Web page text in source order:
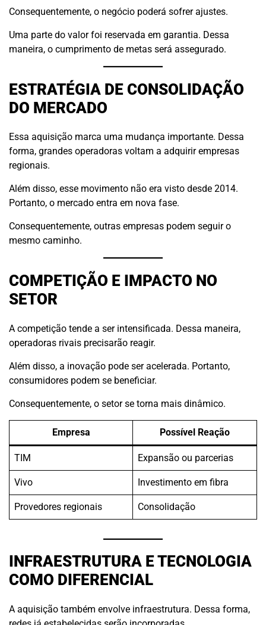
Consequentemente, o negócio poderá sofrer ajustes.
Uma parte do valor foi reservada em garantia. Dessa
maneira, o cumprimento de metas será assegurado.
ESTRATÉGIA DE CONSOLIDAÇÃO
DO MERCADO
Essa aquisição marca uma mudança importante. Dessa
forma, grandes operadoras voltam a adquirir empresas
regionais.
Além disso, esse movimento não era visto desde 2014.
Portanto, o mercado entra em nova fase.
Consequentemente, outras empresas podem seguir o
mesmo caminho.
COMPETIÇÃO E IMPACTO NO
SETOR
A competição tende a ser intensificada. Dessa maneira,
operadoras rivais precisarão reagir.
Além disso, a inovação pode ser acelerada. Portanto,
consumidores podem se beneficiar.
Consequentemente, o setor se torna mais dinâmico.
Empresa Possível Reação
TIM Expansão ou parcerias
Vivo Investimento em fibra
Provedores regionais Consolidação
INFRAESTRUTURA E TECNOLOGIA
COMO DIFERENCIAL
A aquisição também envolve infraestrutura. Dessa forma,